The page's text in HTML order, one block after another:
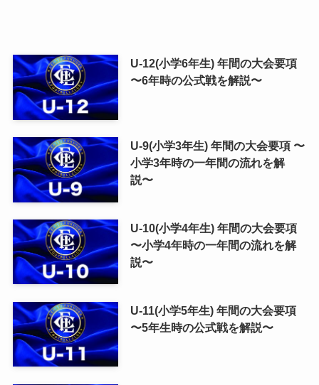
U-12(小学6年生) 年間の大会要項
〜6年時の公式戦を解説〜
U-9(小学3年生) 年間の大会要項 〜
小学3年時の一年間の流れを解
説〜
U-10(小学4年生) 年間の大会要項
〜小学4年時の一年間の流れを解
説〜
U-11(小学5年生) 年間の大会要項
〜5年生時の公式戦を解説〜